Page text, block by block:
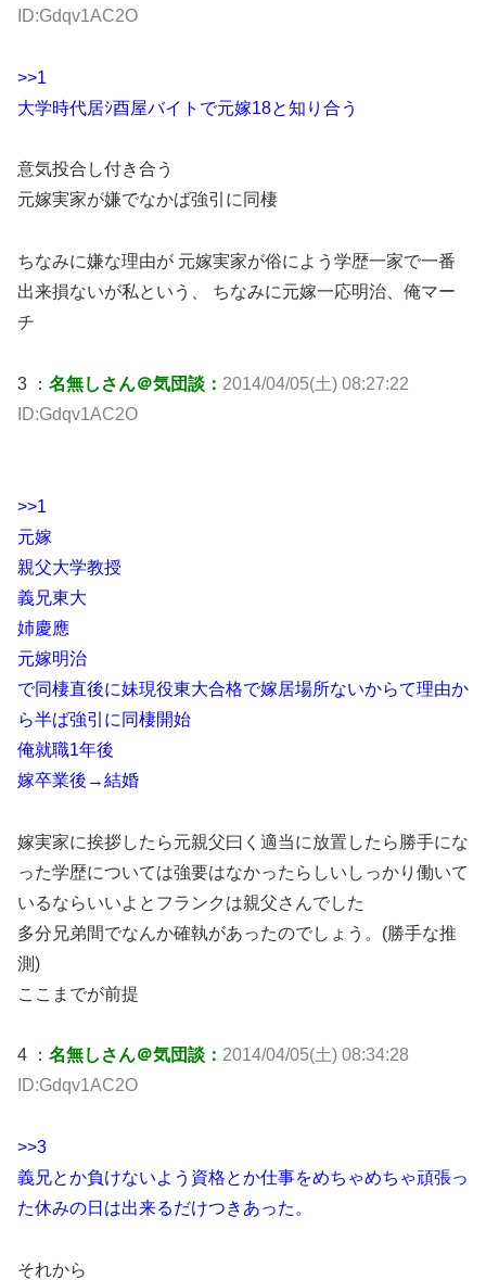
ID:Gdqv1AC2O
>>1
大学時代居ｼ酉屋バイトで元嫁18と知り合う
意気投合し付き合う
元嫁実家が嫌でなかば強引に同棲
ちなみに嫌な理由が 元嫁実家が俗によう学歴一家で一番
出来損ないが私という、 ちなみに元嫁一応明治、俺マー
チ
3 ： 名無しさん＠気団談： 2014/04/05(土) 08:27:22
ID:Gdqv1AC2O
>>1
元嫁
親父大学教授
義兄東大
姉慶應
元嫁明治
で同棲直後に妹現役東大合格で嫁居場所ないからて理由か
ら半ば強引に同棲開始
俺就職1年後
嫁卒業後→結婚
嫁実家に挨拶したら元親父曰く適当に放置したら勝手にな
った学歴については強要はなかったらしいしっかり働いて
いるならいいよとフランクは親父さんでした
多分兄弟間でなんか確執があったのでしょう。(勝手な推
測)
ここまでが前提
4 ： 名無しさん＠気団談： 2014/04/05(土) 08:34:28
ID:Gdqv1AC2O
>>3
義兄とか負けないよう資格とか仕事をめちゃめちゃ頑張っ
た休みの日は出来るだけつきあった。
それから